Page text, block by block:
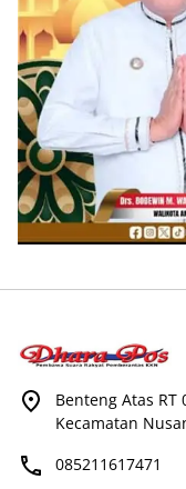
Benteng Atas
Kecamatan
085211617471